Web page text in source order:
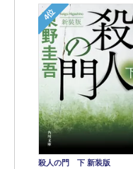
4位
殺人の門 下 新装版